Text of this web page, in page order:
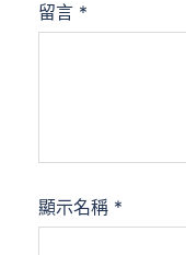
留言 *
顯示名稱 *